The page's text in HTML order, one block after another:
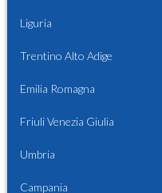
Liguria
Trentino Alto Adige
Emilia Romagna
Friuli Venezia Giulia
Umbria
Campania